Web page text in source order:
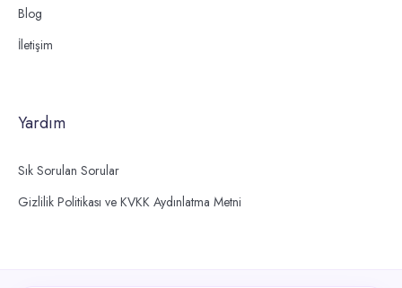
Blog
İletişim
Yardım
Sık Sorulan Sorular
Gizlilik Politikası ve KVKK Aydınlatma Metni